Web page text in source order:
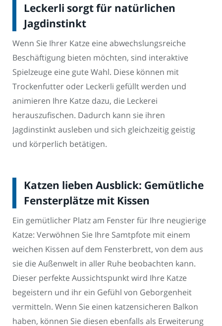
Leckerli sorgt für natürlichen
Jagdinstinkt
Wenn Sie Ihrer Katze eine abwechslungsreiche
Beschäftigung bieten möchten, sind interaktive
Spielzeuge eine gute Wahl. Diese können mit
Trockenfutter oder Leckerli gefüllt werden und
animieren Ihre Katze dazu, die Leckerei
herauszufischen. Dadurch kann sie ihren
Jagdinstinkt ausleben und sich gleichzeitig geistig
und körperlich betätigen.
Katzen lieben Ausblick: Gemütliche
Fensterplätze mit Kissen
Ein gemütlicher Platz am Fenster für Ihre neugierige
Katze: Verwöhnen Sie Ihre Samtpfote mit einem
weichen Kissen auf dem Fensterbrett, von dem aus
sie die Außenwelt in aller Ruhe beobachten kann.
Dieser perfekte Aussichtspunkt wird Ihre Katze
begeistern und ihr ein Gefühl von Geborgenheit
vermitteln. Wenn Sie einen katzensicheren Balkon
haben, können Sie diesen ebenfalls als Erweiterung